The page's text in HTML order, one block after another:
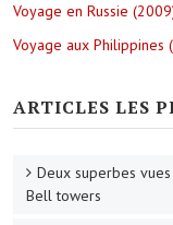
Voyage en Russie
Voyage aux Philippines
ARTICLES LES
Deux superbes
Bell towers